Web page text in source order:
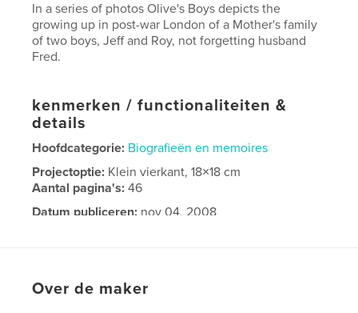
In a series of photos Olive's Boys depicts the
growing up in post-war London of a Mother's family
of two boys, Jeff and Roy, not forgetting husband
Fred.
kenmerken / functionaliteiten &
details
Hoofdcategorie: Biografieën en memoires
Projectoptie: Klein vierkant, 18×18 cm
Aantal pagina's:46
Datum publiceren: nov 04, 2008
Over de maker